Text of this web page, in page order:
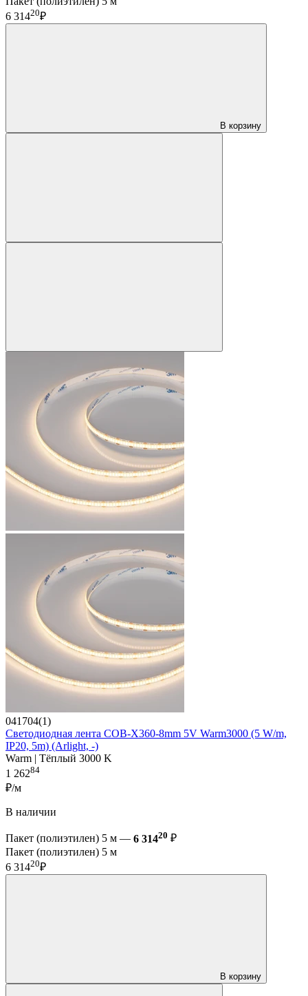
6 31420₽
В корзину
041704(1)
Светодиодная лента COB-X360-8mm 5V Warm3000 (5 W/m,
IP20, 5m) (Arlight, -)
Warm | Тёплый 3000 K
1 26284
₽/м
В наличии
Пакет (полиэтилен) 5 м — 6 31420 ₽
Пакет (полиэтилен) 5 м
6 31420₽
В корзину